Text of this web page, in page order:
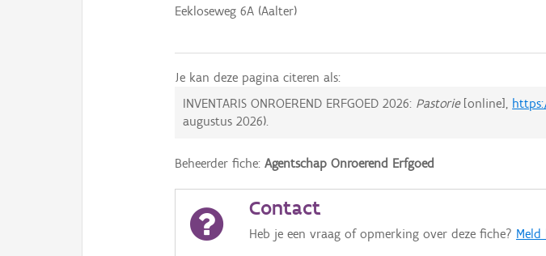
Eekloseweg 6A (Aalter)
Je kan deze pagina citeren als:
INVENTARIS ONROEREND ERFGOED 2026: Pastorie[online],
augustus 2026).
Beheerder fiche:Agentschap Onroerend Erfgoed
Contact
Heb je een vraag of opmerking over deze fiche?